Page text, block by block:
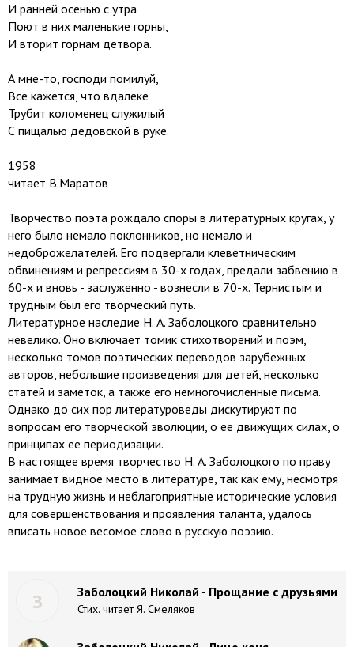
И ранней осенью с утра
Поют в них маленькие горны,
И вторит горнам детвора.
А мне-то, господи помилуй,
Все кажется, что вдалеке
Трубит коломенец служилый
С пищалью дедовской в руке.
1958
читает В.Маратов
Творчество поэта рождало споры в литературных кругах, у
него было немало поклонников, но немало и
недоброжелателей. Его подвергали клеветническим
обвинениям и репрессиям в 30-х годах, предали забвению в
60-х и вновь - заслуженно - вознесли в 70-х. Тернистым и
трудным был его творческий путь.
Литературное наследие Н. А. Заболоцкого сравнительно
невелико. Оно включает томик стихотворений и поэм,
несколько томов поэтических переводов зарубежных
авторов, небольшие произведения для детей, несколько
статей и заметок, а также его немногочисленные письма.
Однако до сих пор литературоведы дискутируют по
вопросам его творческой эволюции, о ее движущих силах, о
принципах ее периодизации.
В настоящее время творчество Н. А. Заболоцкого по праву
занимает видное место в литературе, так как ему, несмотря
на трудную жизнь и неблагоприятные исторические условия
для совершенствования и проявления таланта, удалось
вписать новое весомое слово в русскую поэзию.
З Заболоцкий Николай - Прощание с друзьями
Стих. читает Я. Смеляков